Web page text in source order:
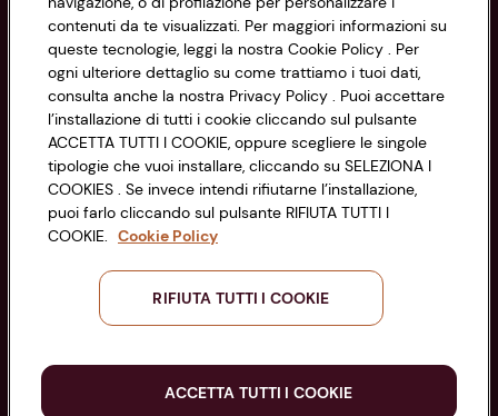
Cookie Policy
Impostazioni Cookie
Accessibilità
CONAD SOCIETÀ COOPERATIVA
Via Michelino, 59 | 40127 BOLOGNA
Codice Fiscale e Registro Imprese
di Bologna 00865960157
PARTITA IVA 03320960374
Servizio clienti
Seguici sui Social:
contenuti da te visualizzati. Per maggiori informazioni su
queste tecnologie, leggi la nostra Cookie Policy . Per
ogni ulteriore dettaglio su come trattiamo i tuoi dati,
consulta anche la nostra Privacy Policy . Puoi accettare
l’installazione di tutti i cookie cliccando sul pulsante
ACCETTA TUTTI I COOKIE, oppure scegliere le singole
tipologie che vuoi installare, cliccando su SELEZIONA I
COOKIES . Se invece intendi rifiutarne l’installazione,
puoi farlo cliccando sul pulsante RIFIUTA TUTTI I
COOKIE. Cookie Policy
RIFIUTA TUTTI I COOKIE
ACCETTA TUTTI I COOKIE